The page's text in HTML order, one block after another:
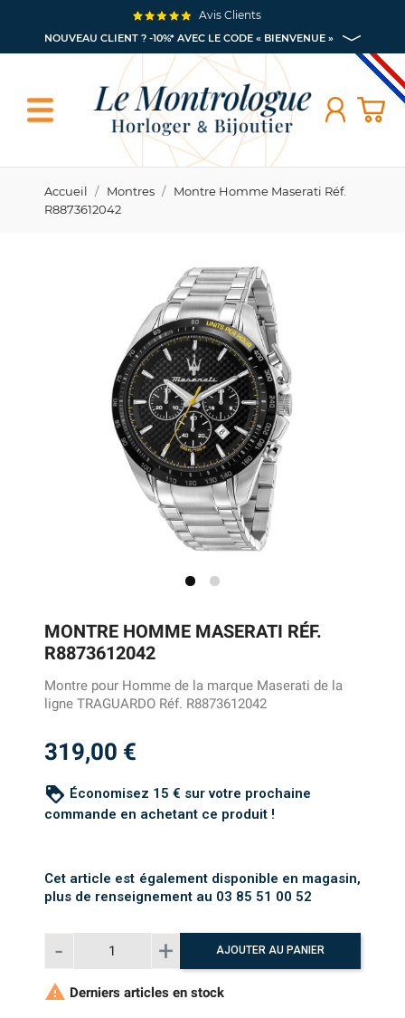
NOUVEAU CLIENT ? -10%* AVEC LE CODE « BIENVENUE »
Avis Clients
Accueil Montres
Montre Homme Maserati Réf.
R8873612042
MONTRE HOMME MASERATI RÉF.
R8873612042
Montre pour Homme de la marque Maserati de la
ligne TRAGUARDO Réf. R8873612042
319,00 €
loyalty Économisez 15 € sur votre prochaine
commande en achetant ce produit !
Cet article est également disponible en magasin,
plus de renseignement au 03 85 51 00 52
AJOUTER AU PANIER
 Derniers articles en stock